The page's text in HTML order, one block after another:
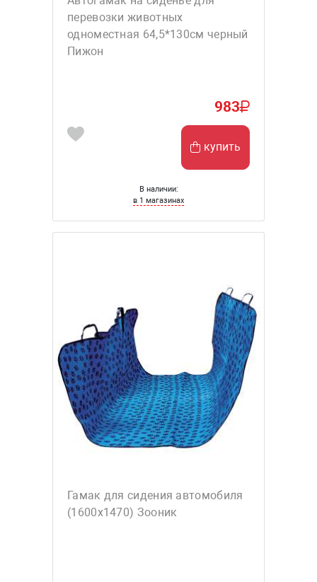
перевозки животных
одноместная 64,5*130см черный
Пижон
983
купить
В наличии:
в 1 магазинах
Гамак для сидения автомобиля
(1600х1470) Зооник